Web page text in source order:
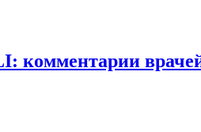
комментарии